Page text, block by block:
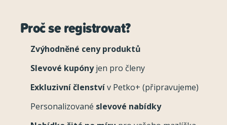
Proč se registrovat?
Zvýhodněné ceny produktů
Slevové kupónyjen pro členy
Exkluzivní členstvív Petko+ (připravujeme)
Personalizované slevové nabídky